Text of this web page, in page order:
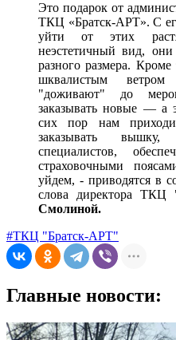
Это подарок от
ТКЦ «Братск-АРТ». С
уйти от этих
неэстетичный вид,
разного размера.
шквалистым
"доживают" до
заказывать новые — а
сих пор нам
заказывать вышку,
специалистов,
страховочными
уйдем, - приводятся в
слова директора ТКЦ
Смолиной.
#ТКЦ "Братск-АРТ"
Главные новости: